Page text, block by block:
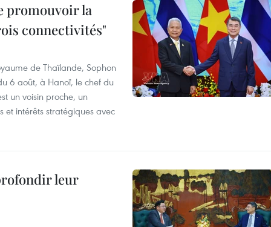
promouvoir la
connectivités"
de Thaïlande, Sophon
6 août, à Hanoï, le chef du
un voisin proche, un
intérêts stratégiques avec
leur